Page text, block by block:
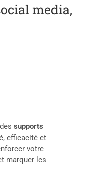
media,
supports
efficacité et
votre
marquer les